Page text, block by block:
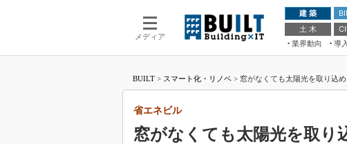
メディア
建 築
土 木
業界動向
導
ドロー
ムチェ
BUILT > スマート化・リノベ > 窓がなくても太陽光を取り込
窓がなくても太陽光を取り
省エネビル